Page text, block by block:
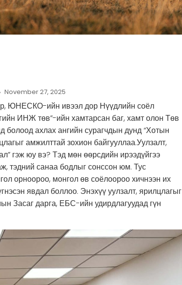
November 27, 2025
ЮНЕСКО-ийн ивээл дор Нүүдлийн соёл
ИНЖ төв”-ийн хамтарсан баг, хамт олон Төв
ахлах ангийн сурагчдын дунд “Хотын
амжилттай зохион байгууллаа.Уулзалт,
гэж юу вэ? Тэд мөн өөрсдийн ирээдүйгээ
тэдний санаа бодлыг сонссон юм. Тус
орноороо, монгол өв соёлоороо хичнээн их
явдал боллоо. Энэхүү уулзалт, ярилцлагыг
Засаг дарга, ЕБС-ийн удирдлагуудад гүн